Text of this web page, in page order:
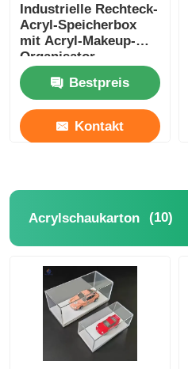
Industrielle Rechteck-
Acryl-Speicherbox
mit Acryl-Makeup-
Organisator
Bestpreis
Kontakt
Acrylschaukarton (10)